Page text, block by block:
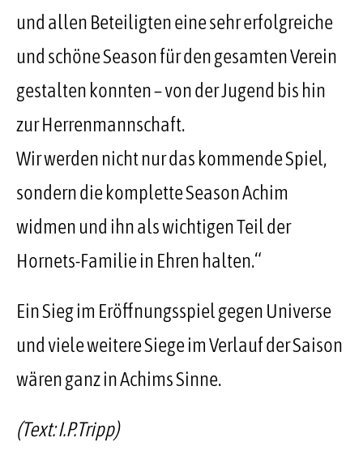
und allen Beteiligten eine sehr erfolgreiche
und schöne Season für den gesamten Verein
gestalten konnten – von der Jugend bis hin
zur Herrenmannschaft.
Wir werden nicht nur das kommende Spiel,
sondern die komplette Season Achim
widmen und ihn als wichtigen Teil der
Hornets-Familie in Ehren halten.“
Ein Sieg im Eröffnungsspiel gegen Universe
und viele weitere Siege im Verlauf der Saison
wären ganz in Achims Sinne.
(Text: I.P.Tripp)